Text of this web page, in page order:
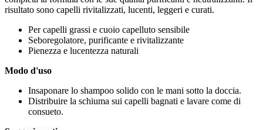
risultato sono capelli rivitalizzati, lucenti, leggeri e curati.
Per capelli grassi e cuoio capelluto sensibile
Seboregolatore, purificante e rivitalizzante
Pienezza e lucentezza naturali
Modo d'uso
Insaponare lo shampoo solido con le mani sotto la doccia.
Distribuire la schiuma sui capelli bagnati e lavare come di
consueto.